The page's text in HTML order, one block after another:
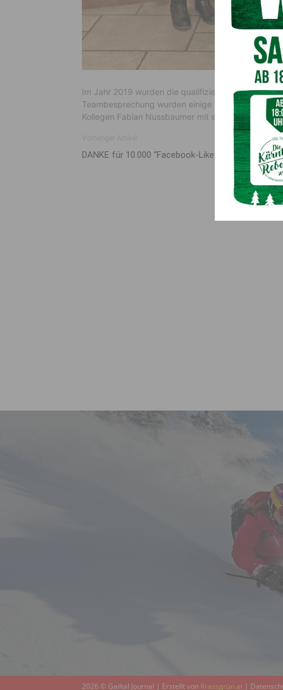
Im Jahr 2019 wurden die qualifizierten Ersthelfer
Teambesprechung wurden einige Themen
Kollegen Fabian Nussbaumer mit einem Geschenk
DANKE für 10.000 “Facebook-Likes”
2026 © Gailtal Journal | Erstellt von Krassgrün.at |